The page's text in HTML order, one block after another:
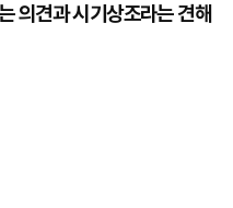
의견과 시기상조라는 견해